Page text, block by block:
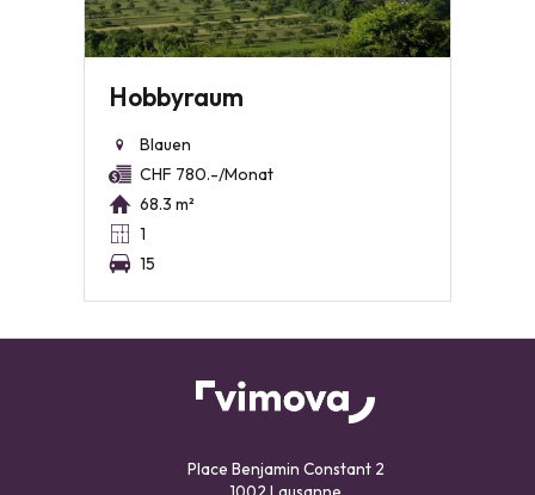
Hobbyraum
Blauen
CHF 780.-/Monat
68.3 m²
1
15
Place Benjamin Constant 2